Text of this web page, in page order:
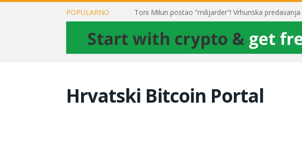
POPULARNO
Hrvatski Bitcoin Portal